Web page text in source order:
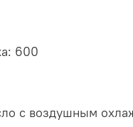
600
с воздушным